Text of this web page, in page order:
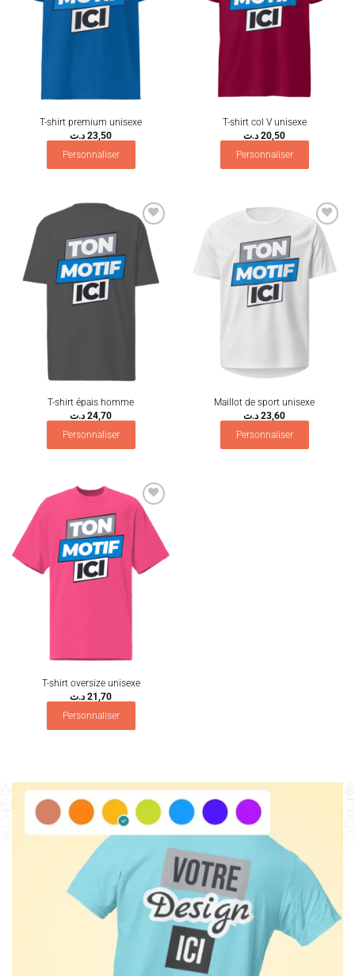
T-shirt premium unisexe
23,50 د.ت
Personnaliser
T-shirt col V unisexe
20,50 د.ت
Personnaliser
Ajouter
à la
wishlist
T-shirt épais homme
24,70 د.ت
Personnaliser
Ajouter
à la
wishlist
Maillot de sport unisexe
23,60 د.ت
Personnaliser
Ajouter
à la
wishlist
T-shirt oversize unisexe
21,70 د.ت
Personnaliser